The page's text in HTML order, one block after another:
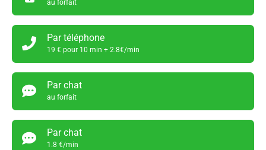
au forfait
Par téléphone
19 € pour 10 min + 2.8€/min
Par chat
au forfait
Par chat
1.8 €/min